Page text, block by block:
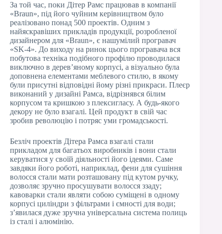
За той час, поки Дітер Рамс працював в компанії
«Braun», під його чуйним керівництвом було
реалізовано понад 500 проектів. Одним з
найяскравіших прикладів продукції, розробленої
дизайнером для «Braun», є нашумілий програвач
«SK-4». До виходу на ринок цього програвача вся
побутова техніка подібного профілю проводилася
виключно в дерев’яному корпусі, а візуально була
доповнена елементами меблевого стилю, в якому
були присутні відповідні йому різні прикраси. Плеєр
виконаний у дизайні Рамса, відрізнявся білим
корпусом та кришкою з плексигласу. А будь-якого
декору не було взагалі. Цей продукт в свій час
зробив революцію і потряс уми громадськості.
Безліч проектів Дітера Рамса взагалі стали
прикладом для багатьох виробників і вони стали
керуватися у своїй діяльності його ідеями. Саме
завдяки його роботі, наприклад, фени для сушіння
волосся стали мати розташовану під кутом ручку,
дозволяє зручно просушувати волосся ззаду;
кавоварки стали являти собою суміщені в одному
корпусі циліндри з фільтрами і ємності для води;
з’явилася дуже зручна універсальна система полиць
із сталі і алюмінію.